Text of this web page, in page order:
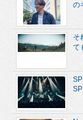
の
そ
て